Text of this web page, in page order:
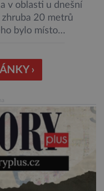
v oblasti u dnešní
20 metrů
bylo místo
ose té starší. Na
podíleli experti ze
›